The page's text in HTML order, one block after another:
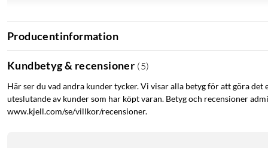
Producentinformation
Kundbetyg & recensioner (5)
Här ser du vad andra kunder tycker. Vi visar alla betyg för att göra
uteslutande av kunder som har köpt varan. Betyg och recensioner
www.kjell.com/se/villkor/recensioner.